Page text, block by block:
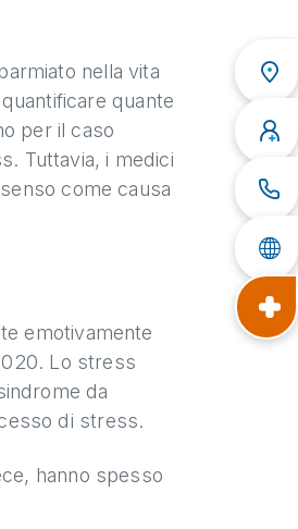
nella vita
quante
per il caso
Tuttavia, i medici
come causa
emotivamente
Lo stress
da
di stress.
hanno spesso